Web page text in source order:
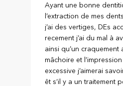
Ayant une bonne
l’extraction de mes
j’ai des vertiges, DEs
recement j’ai du mal à
ainsi qu’un craquement
mâchoire et
excessive j’aimerai
êt s’il y a un traitement